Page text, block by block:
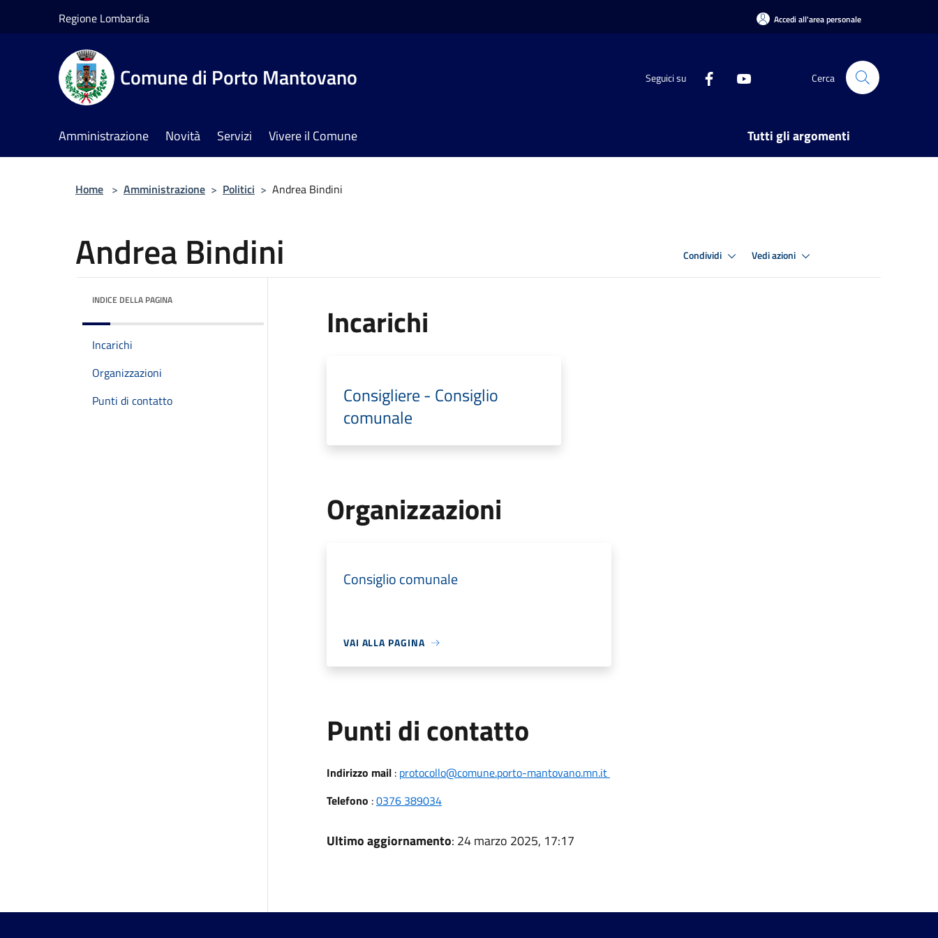
Regione Lombardia Accedi all'area personale
Comune di Porto Mantovano Seguici su Cerca
Amministrazione Novità Servizi Vivere il Comune Tutti gli argomenti
Home > Amministrazione > Politici > Andrea Bindini
Andrea Bindini Condividi Vedi azioni
INDICE DELLA PAGINA
Incarichi
Organizzazioni
Punti di contatto
Incarichi
Consigliere - Consiglio
comunale
Organizzazioni
Consiglio comunale
VAI ALLA PAGINA
Punti di contatto
Indirizzo mail: protocollo@comune.porto-mantovano.mn.it
Telefono :0376 389034
Ultimo aggiornamento: 24 marzo 2025, 17:17